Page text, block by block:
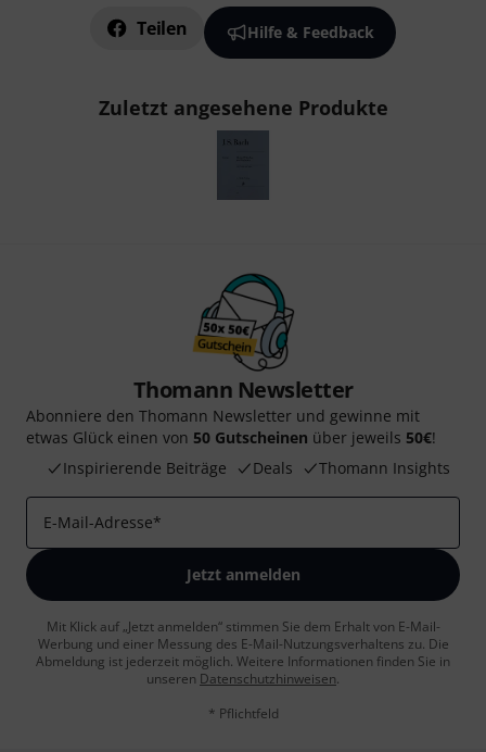
Teilen Hilfe & Feedback
Zuletzt angesehene Produkte
Thomann Newsletter
Abonniere den Thomann Newsletter und gewinne mit
etwas Glück einen von 50 Gutscheinen über jeweils 50€!
Inspirierende Beiträge
Deals Thomann Insights
E-Mail-Adresse*
Jetzt anmelden
Mit Klick auf „Jetzt anmelden“ stimmen Sie dem Erhalt von E-Mail-
Werbung und einer Messung des E-Mail-Nutzungsverhaltens zu. Die
Abmeldung ist jederzeit möglich. Weitere Informationen finden Sie in
unseren Datenschutzhinweisen.
* Pflichtfeld